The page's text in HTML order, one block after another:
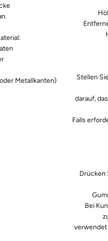
Metallkanten)
Stellen
darauf,
Falls
Drücken
Bei
verwendet